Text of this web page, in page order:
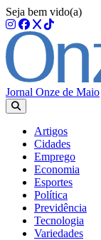
Seja bem vido(a)
Jornal Onze de Maio
Artigos
Cidades
Emprego
Economia
Esportes
Política
Previdência
Tecnologia
Variedades